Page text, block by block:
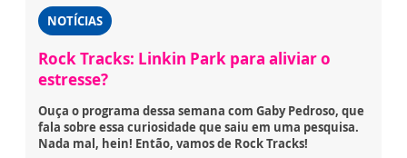
NOTÍCIAS
Rock Tracks: Linkin Park para aliviar o
estresse?
Ouça o programa dessa semana com Gaby Pedroso, que
fala sobre essa curiosidade que saiu em uma pesquisa.
Nada mal, hein! Então, vamos de Rock Tracks!